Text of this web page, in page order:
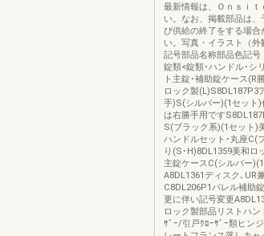
最新情報は、Ｏｎｓｉｔ
い。なお、掲載部品は
び供給の終了をする場合
い。写真・イラスト（
記号部品名称部品色記
錠類<錠類･ハンドル･シ
ト主錠･補助錠ケース(R
ロック製(L)S8DL187P3
手)S(シルバー)(1セット
は右勝手用です
S(ブラック系)(1セット)
ハンドルセット･丸座C(
り(S･H)8DL1359美和ロ
主錠ケースC(シルバー
A8DL1361ディスク､UR
C8DL206P1パレル補助
更に伴い記号変更
ロック製部品リストハ
ｻﾞｰ/引戸ｸﾛｰｻﾞｰ類ヒン